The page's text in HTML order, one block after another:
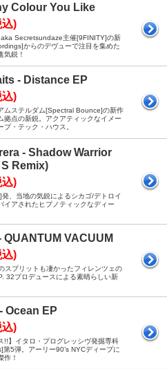
Colour You Like
)
Secretsundaze主催[9FINITY]の新
からのデヴューで注目を集めた
気鋭！
- Distance EP
)
ムステルダム[Spectral Bounce]の新作
拠点の新鋭。アクアティックなイメー
プ・テック・ハウス。
- Shadow Warrior
S Remix)
)
、当地の気鋭によるシカゴ/デトロイ
イアされたヒプノティックなディー
VACUUM
)
スプリットも凄かったフィレンツェの
32プロデュースによる素晴らしい新
Ocean EP
)
!!】イタロ・プログレッシヴ発掘専科
5弾。アーリー90’s NYCディープに
作！